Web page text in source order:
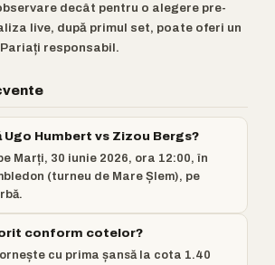
decât pentru o alegere pre-
live, după primul set, poate oferi un
responsabil.
Ugo Humbert vs Zizou Bergs?
Marți, 30 iunie 2026, ora 12:00, în
(turneu de Mare Șlem), pe
conform cotelor?
cu prima șansă la cota 1.40